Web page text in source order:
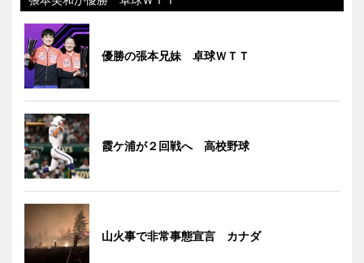
優勝の張本兄妹 卓球ＷＴＴ
霞ケ浦が２回戦へ 高校野球
山火事で非常事態宣言 カナダ